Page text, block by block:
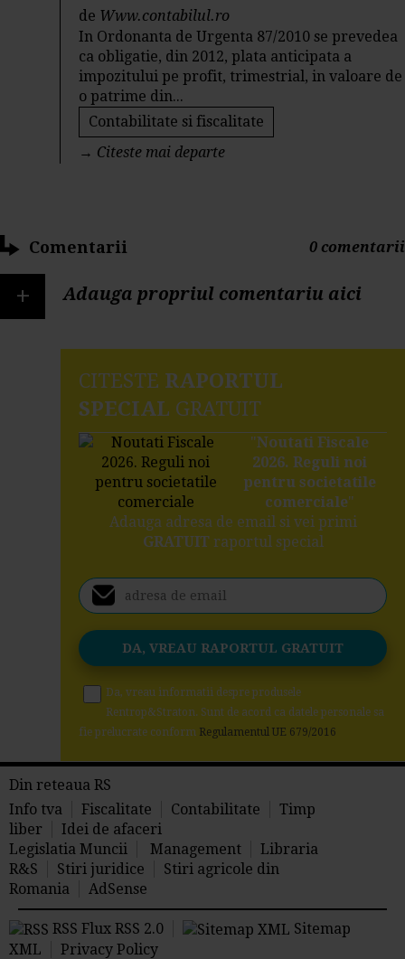
de Www.contabilul.ro
In Ordonanta de Urgenta 87/2010 se prevedea
ca obligatie, din 2012, plata anticipata a
impozitului pe profit, trimestrial, in valoare de
o patrime din...
Contabilitate si fiscalitate
→ Citeste mai departe
Comentarii 0 comentarii
+ Adauga propriul comentariu aici
CITESTE RAPORTUL
SPECIAL GRATUIT
"Noutati Fiscale
2026. Reguli noi
pentru societatile
comerciale"
Adauga adresa de email si vei primi
GRATUITraportul special
Da, vreau informatii despre produsele
Rentrop&Straton. Sunt de acord ca datele personale sa
fie prelucrate conform Regulamentul UE 679/2016
Din reteaua RS
Info tva
Fiscalitate Contabilitate
Timp
liber
Idei de afaceri
Legislatia Muncii
Management
Libraria
R&S
Stiri juridice
Stiri agricole din
Romania
AdSense
RSS Flux RSS 2.0
Sitemap
XML
Privacy Policy